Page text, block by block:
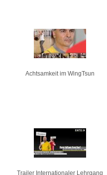
Achtsamkeit im WingTsun
Trailer Internationaler Lehrgang